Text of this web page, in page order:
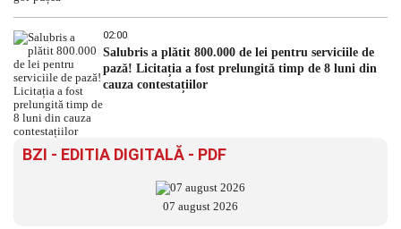
02:00
Salubris a plătit 800.000 de lei pentru serviciile de
pază! Licitația a fost prelungită timp de 8 luni din
cauza contestațiilor
BZI - EDITIA DIGITALĂ - PDF
07 august 2026